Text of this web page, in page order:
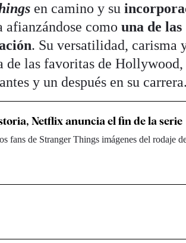
en camino y su
afianzándose como una de las
. Su versatilidad, carisma
de las favoritas de Hollywood,
y un después en su carrera.
Netflix anuncia el fin de la serie
fans de Stranger Things imágenes del rodaje